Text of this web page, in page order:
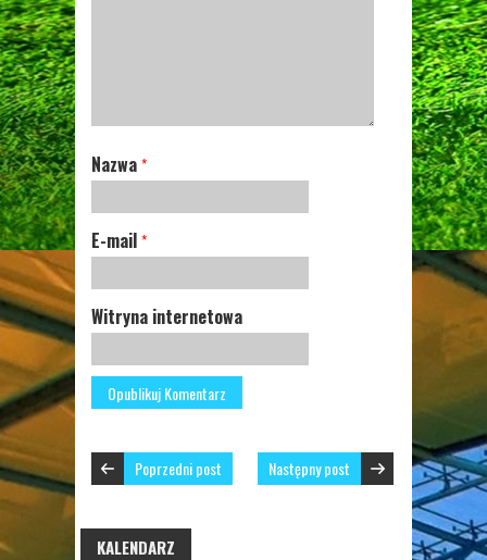
Nazwa *
E-mail *
Witryna internetowa
Poprzedni post Następny post
KALENDARZ